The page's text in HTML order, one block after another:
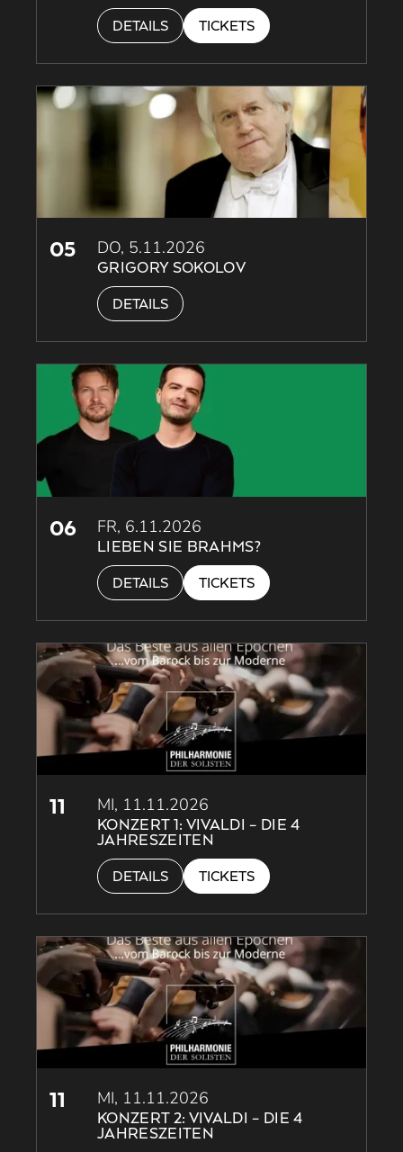
DETAILS TICKETS
05 DO, 5.11.2026
GRIGORY SOKOLOV
DETAILS
06 FR, 6.11.2026
LIEBEN SIE BRAHMS?
DETAILS TICKETS
11 MI, 11.11.2026
KONZERT 1: VIVALDI – DIE 4
JAHRESZEITEN
DETAILS TICKETS
11 MI, 11.11.2026
KONZERT 2: VIVALDI – DIE 4
JAHRESZEITEN